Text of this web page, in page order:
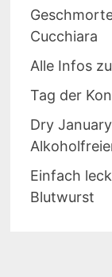
Cucchiara
Alle Infos
Tag der
Dry
Einfach
Blutwurst